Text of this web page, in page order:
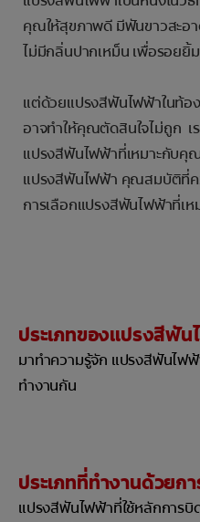
คุณให้สุขภาพดี มีฟันขาวสะอ
ไม่มีกลิ่นปากเหม็น เพื่อรอยยิ้
แต่ด้วยแปรงสีฟันไฟฟ้าในท้อ
อาจทำให้คุณตัดสินใจไม่ถูก เ
แปรงสีฟันไฟฟ้าที่เหมาะกับคุ
แปรงสีฟันไฟฟ้า คุณสมบัติที่ค
การเลือกแปรงสีฟันไฟฟ้าที่เ
ประเภทของแปรงสีฟั
มาทำความรู้จัก แปรงสีฟันไฟฟ้
ทำงานกัน
ประเภทที่ทำงานด้วยก
แปรงสีฟันไฟฟ้าที่ใช้หลักการ